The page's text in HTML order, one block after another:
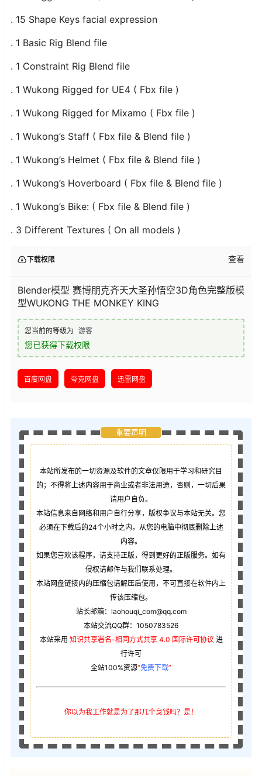
. 15 Shape Keys facial expression
. 1 Basic Rig Blend file
. 1 Constraint Rig Blend file
. 1 Wukong Rigged for UE4 ( Fbx file )
. 1 Wukong Rigged for Mixamo ( Fbx file )
. 1 Wukong’s Staff ( Fbx file & Blend file )
. 1 Wukong’s Helmet ( Fbx file & Blend file )
. 1 Wukong’s Hoverboard ( Fbx file & Blend file )
. 1 Wukong’s Bike: ( Fbx file & Blend file )
. 3 Different Textures ( On all models )
下载权限 查看
Blender模型 赛博朋克齐天大圣孙悟空3D角色完整版模
型WUKONG THE MONKEY KING
您当前的等级为 游客
您已获得下载权限
百度网盘 夸克网盘 迅雷网盘
重要声明
本站所发布的一切资源及软件的文章仅限用于学习和研究目
的；不得将上述内容用于商业或者非法用途，否则，一切后果
请用户自负。
本站信息来自网络和用户自行分享，版权争议与本站无关。您
必须在下载后的24个小时之内，从您的电脑中彻底删除上述
内容。
如果您喜欢该程序，请支持正版，得到更好的正版服务。如有
侵权请邮件与我们联系处理。
本站网盘链接内的压缩包请解压后使用，不可直接在软件内上
传该压缩包。
站长邮箱：laohouqi_com@qq.com
本站交流QQ群：1050783526
本站采用 知识共享署名-相同方式共享 4.0 国际许可协议 进
行许可
全站100%资源“免费下载”
你以为我工作就是为了那几个臭钱吗？是！